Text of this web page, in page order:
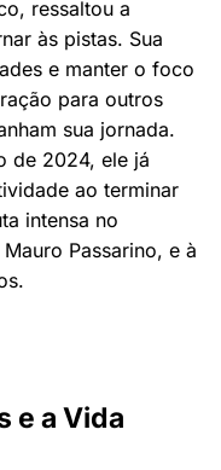
ressaltou a
às pistas. Sua
e manter o foco
para outros
sua jornada.
de 2024, ele já
ao terminar
intensa no
Passarino, e à
e a Vida